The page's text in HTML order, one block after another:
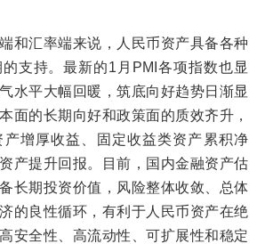
汇率端来说，人民币资产具备各种
支持。最新的1月PMI各项指数也显
水平大幅回暖，筑底向好趋势日渐显
面的长期向好和政策面的质效齐升，
增厚收益、固定收益类资产累积净
产提升回报。目前，国内金融资产估
长期投资价值，风险整体收敛、总体
的良性循环，有利于人民币资产在绝
安全性、高流动性、可扩展性和稳定